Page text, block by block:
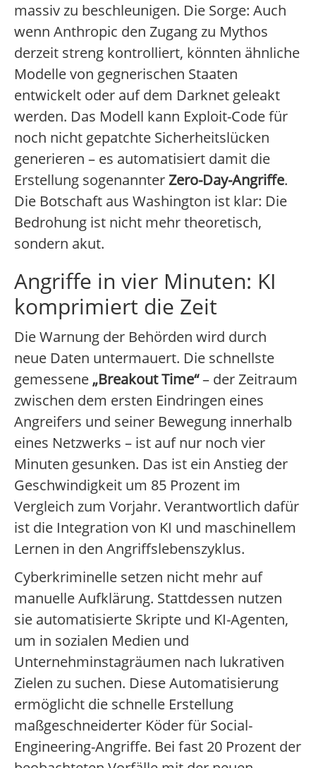
massiv zu beschleunigen. Die Sorge: Auch
wenn Anthropic den Zugang zu Mythos
derzeit streng kontrolliert, könnten ähnliche
Modelle von gegnerischen Staaten
entwickelt oder auf dem Darknet geleakt
werden. Das Modell kann Exploit-Code für
noch nicht gepatchte Sicherheitslücken
generieren – es automatisiert damit die
Erstellung sogenannterZero-Day-Angriffe.
Die Botschaft aus Washington ist klar: Die
Bedrohung ist nicht mehr theoretisch,
sondern akut.
Angriffe in vier Minuten: KI
komprimiert die Zeit
Die Warnung der Behörden wird durch
neue Daten untermauert. Die schnellste
gemessene „Breakout Time“– der Zeitraum
zwischen dem ersten Eindringen eines
Angreifers und seiner Bewegung innerhalb
eines Netzwerks – ist auf nur noch vier
Minuten gesunken. Das ist ein Anstieg der
Geschwindigkeit um 85 Prozent im
Vergleich zum Vorjahr. Verantwortlich dafür
ist die Integration von KI und maschinellem
Lernen in den Angriffslebenszyklus.
Cyberkriminelle setzen nicht mehr auf
manuelle Aufklärung. Stattdessen nutzen
sie automatisierte Skripte und KI-Agenten,
um in sozialen Medien und
Unternehminstagräumen nach lukrativen
Zielen zu suchen. Diese Automatisierung
ermöglicht die schnelle Erstellung
maßgeschneiderter Köder für Social-
Engineering-Angriffe. Bei fast 20 Prozent der